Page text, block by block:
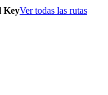
KeyVer todas las rutas